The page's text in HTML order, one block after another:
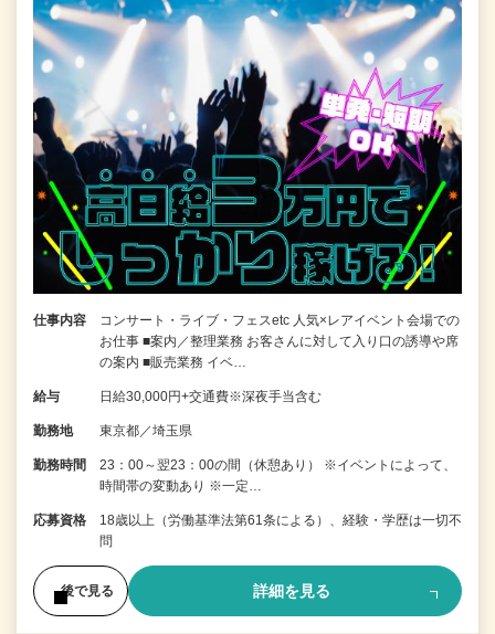
仕事内容
コンサート・ライブ・フェスetc 人気×レアイベント会場での
お仕事 ■案内／整理業務 お客さんに対して入り口の誘導や席
の案内 ■販売業務 イベ…
給与 日給30,000円+交通費※深夜手当含む
勤務地 東京都／埼玉県
勤務時間
23：00～翌23：00の間（休憩あり） ※イベントによって、
時間帯の変動あり ※一定…
応募資格
18歳以上（労働基準法第61条による）、経験・学歴は一切不
問
後で見る 詳細を見る